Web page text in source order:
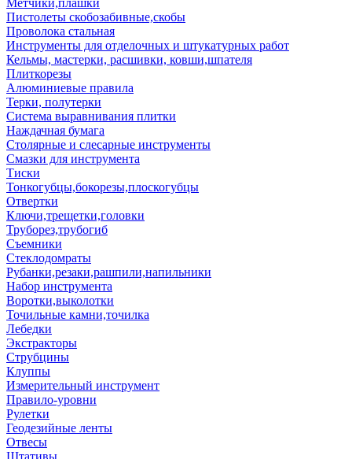
Метчики,плашки
Пистолеты скобозабивные,скобы
Проволока стальная
Инструменты для отделочных и штукатурных работ
Кельмы, мастерки, расшивки, ковши,шпателя
Плиткорезы
Алюминиевые правила
Терки, полутерки
Система выравнивания плитки
Наждачная бумага
Столярные и слесарные инструменты
Смазки для инструмента
Тиски
Тонкогубцы,бокорезы,плоскогубцы
Отвертки
Ключи,трещетки,головки
Труборез,трубогиб
Съемники
Стеклодомраты
Рубанки,резаки,рашпили,напильники
Набор инструмента
Воротки,выколотки
Точильные камни,точилка
Лебедки
Экстракторы
Струбцины
Клуппы
Измерительный инструмент
Правило-уровни
Рулетки
Геодезийные ленты
Отвесы
Штативы